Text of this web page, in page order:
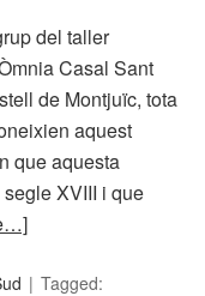
del taller
Casal Sant
de Montjuïc, tota
aquest
que aquesta
XVIII i que
Tagged: